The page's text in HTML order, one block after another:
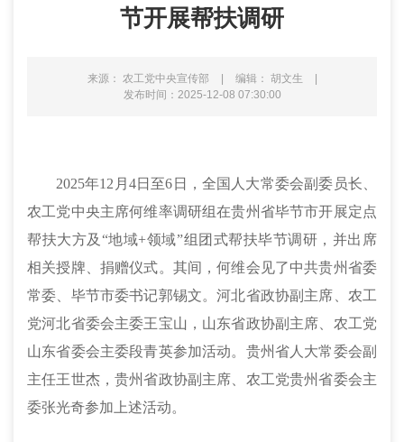
节开展帮扶调研
来源： 农工党中央宣传部 | 编辑： 胡文生
|
发布时间：2025-12-08 07:30:00
2025年12月4日至6日，全国人大常委会副委员长、
农工党中央主席何维率调研组在贵州省毕节市开展定点
帮扶大方及“地域+领域”组团式帮扶毕节调研，并出席
相关授牌、捐赠仪式。其间，何维会见了中共贵州省委
常委、毕节市委书记郭锡文。河北省政协副主席、农工
党河北省委会主委王宝山，山东省政协副主席、农工党
山东省委会主委段青英参加活动。贵州省人大常委会副
主任王世杰，贵州省政协副主席、农工党贵州省委会主
委张光奇参加上述活动。